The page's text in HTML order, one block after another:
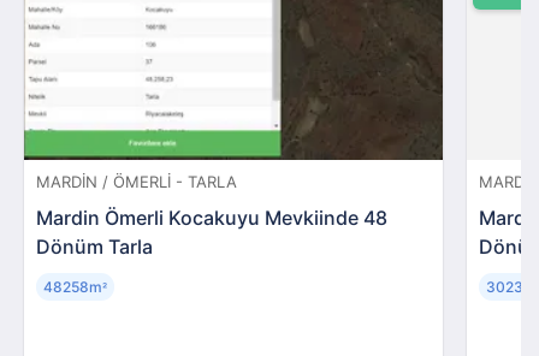
MARDIN / ÖMERLI - TARLA
Mardin Ömerli Kocakuyu Mevkiinde 48
Dönüm Tarla
48258m²